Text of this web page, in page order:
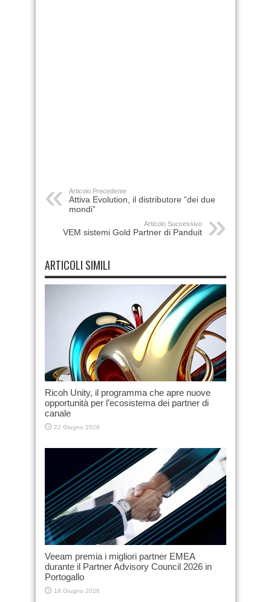
Articolo Precedente
Attiva Evolution, il distributore “dei due
mondi”
Articolo Successivo
VEM sistemi Gold Partner di Panduit
ARTICOLI SIMILI
Ricoh Unity, il programma che apre nuove
opportunità per l’ecosistema dei partner di
canale
22 Giugno 2026
Veeam premia i migliori partner EMEA
durante il Partner Advisory Council 2026 in
Portogallo
18 Giugno 2026